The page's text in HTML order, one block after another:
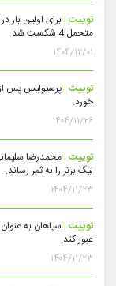
توییت |برای اولین بار
متحمل 4 شکست شد.
۱۴۰۴/۱۲/۰۱
توییت |پرسپولیس پس
خورد.
۱۴۰۴/۱۱/۲۶
توییت |محمدرضا
لیگ برتر را به ثمر رساند.
۱۴۰۴/۱۱/۲۳
توییت |
عبور کند.
۱۴۰۴/۱۱/۲۳